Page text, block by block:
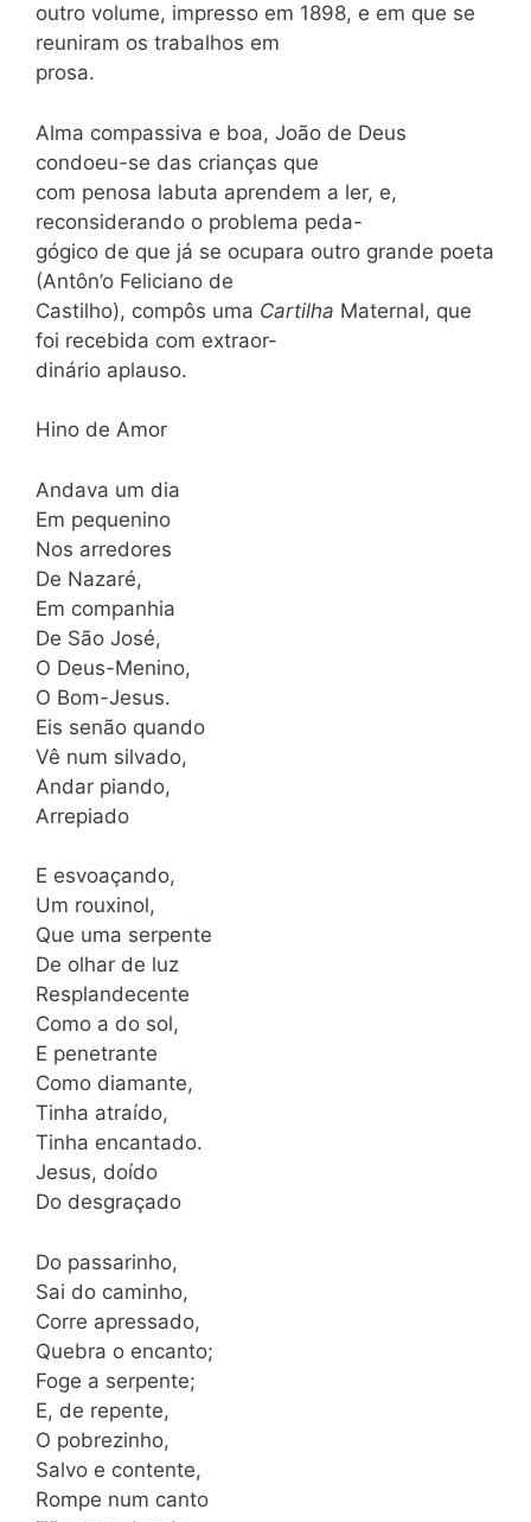
outro volume, impresso em 1898, e em que se
reuniram os trabalhos em
prosa.
Alma compassiva e boa, João de Deus
condoeu-se das crianças que
com penosa labuta aprendem a ler, e,
reconsiderando o problema peda-
gógico de que já se ocupara outro grande poeta
(Antôn’o Feliciano de
Castilho), compôs uma Cartilha Maternal, que
foi recebida com extraor-
dinário aplauso.
Hino de Amor
Andava um dia
Em pequenino
Nos arredores
De Nazaré,
Em companhia
De São José,
O Deus-Menino,
O Bom-Jesus.
Eis senão quando
Vê num silvado,
Andar piando,
Arrepiado
E esvoaçando,
Um rouxinol,
Que uma serpente
De olhar de luz
Resplandecente
Como a do sol,
E penetrante
Como diamante,
Tinha atraído,
Tinha encantado.
Jesus, doído
Do desgraçado
Do passarinho,
Sai do caminho,
Corre apressado,
Quebra o encanto;
Foge a serpente;
E, de repente,
O pobrezinho,
Salvo e contente,
Rompe num canto